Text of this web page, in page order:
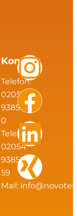
Kontakt
Telefon:
02054
93856
0
Telefax:
02054
93856
59
Mail:
I
n
s
t
a
g
F
a
c
e
b
o
L
i
n
k
e
d
X
i
n
g